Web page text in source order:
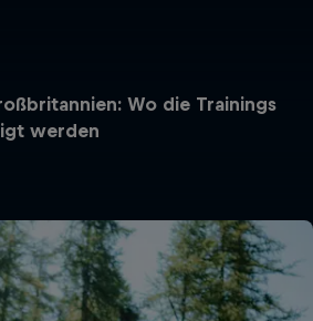
Wo die Trainings
werden